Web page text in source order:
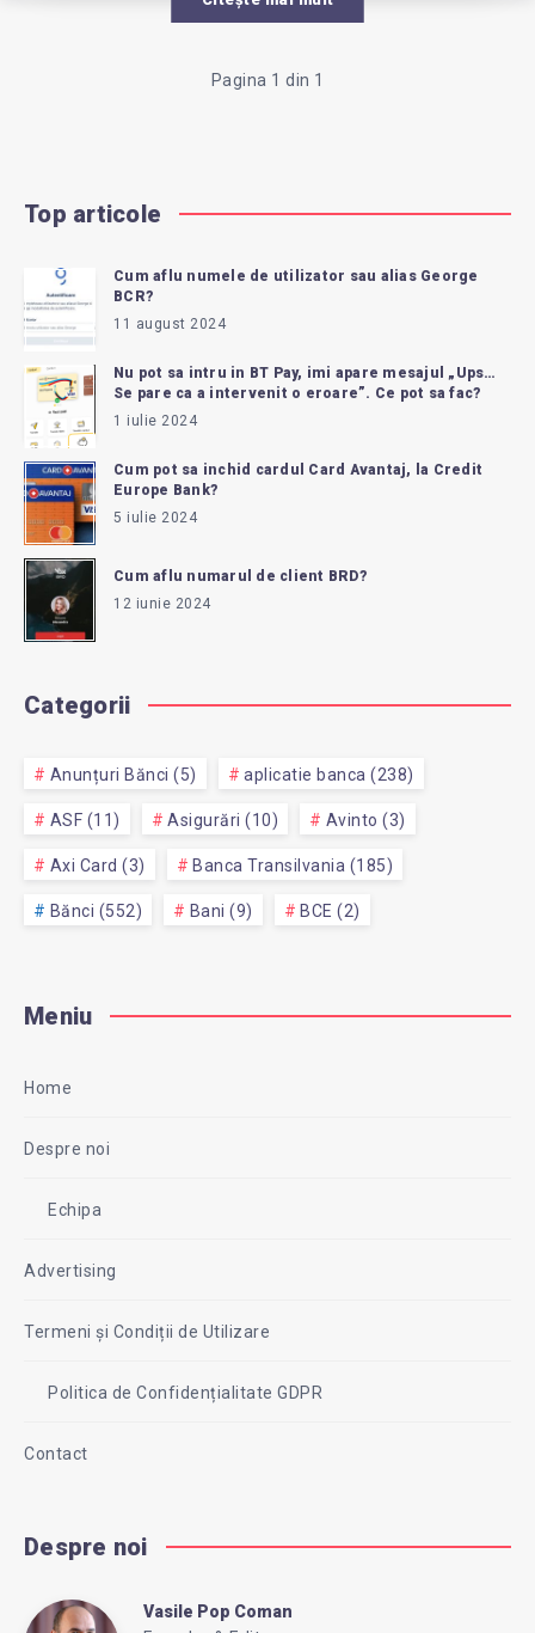
Pagina 1 din 1
Top articole
Cum aflu numele de utilizator sau alias George
BCR?
11 august 2024
Nu pot sa intru in BT Pay, imi apare mesajul „Ups…
Se pare ca a intervenit o eroare”. Ce pot sa fac?
1 iulie 2024
Cum pot sa inchid cardul Card Avantaj, la Credit
Europe Bank?
5 iulie 2024
Cum aflu numarul de client BRD?
12 iunie 2024
Categorii
Anunțuri Bănci (5) aplicatie banca (238)
ASF (11) Asigurări (10) Avinto (3)
Axi Card (3) Banca Transilvania (185)
Bănci (552) Bani (9) BCE (2)
Meniu
Home
Despre noi
Echipa
Advertising
Termeni și Condiții de Utilizare
Politica de Confidențialitate GDPR
Contact
Despre noi
Vasile Pop Coman